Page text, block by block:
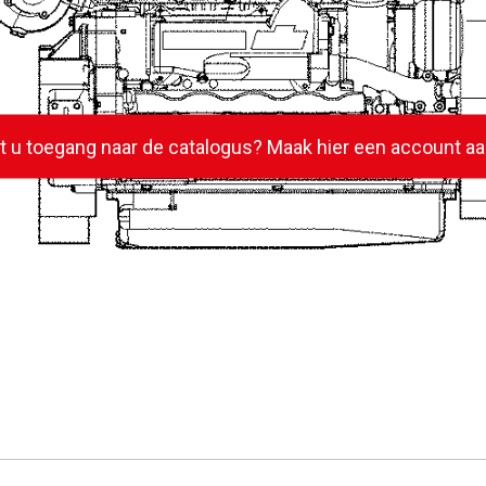
u toegang naar de catalogus? Maak hier een account